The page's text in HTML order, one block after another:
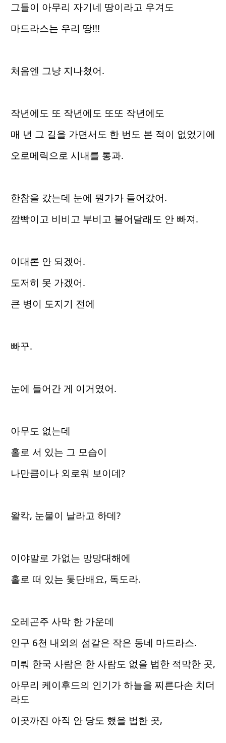
그들이 아무리 자기네 땅이라고 우겨도
마드라스는 우리 땅!!!
처음엔 그냥 지나쳤어.
작년에도 또 작년에도 또또 작년에도
매 년 그 길을 가면서도 한 번도 본 적이 없었기에
오로메릭으로 시내를 통과.
한참을 갔는데 눈에 뭔가가 들어갔어.
깜빡이고 비비고 부비고 불어달래도 안 빠져.
이대론 안 되겠어.
도저히 못 가겠어.
큰 병이 도지기 전에
빠꾸.
눈에 들어간 게 이거였어.
아무도 없는데
홀로 서 있는 그 모습이
나만큼이나 외로워 보이데?
왈칵, 눈물이 날라고 하데?
이야말로 가없는 망망대해에
홀로 떠 있는 돛단배요, 독도라.
오레곤주 사막 한 가운데
인구 6천 내외의 섬같은 작은 동네 마드라스.
미뤄 한국 사람은 한 사람도 없을 법한 적막한 곳,
아무리 케이후드의 인기가 하늘을 찌른다손 치더
라도
이곳까진 아직 안 당도 했을 법한 곳,